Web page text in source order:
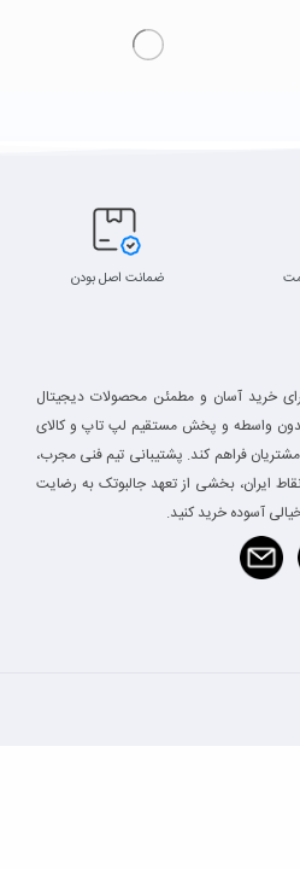
ضمانت اصل بودن
ایده‌آل برای خرید آسان و مطمئن محصولات دیجیتال
بدون واسطه و پخش مستقیم لپ تاپ و کالای
فراهم کند. پشتیبانی تیم فنی مجرب،
ایران، بخشی از تعهد جالبوتک به رضایت
آسوده خرید کنید.